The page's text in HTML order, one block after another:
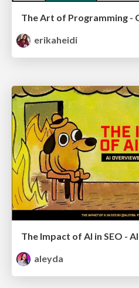
The Art of Programming -
erikaheidi
aleyda